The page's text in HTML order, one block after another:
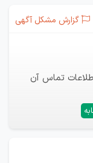
گزارش مشکل آگهی
تماس آن